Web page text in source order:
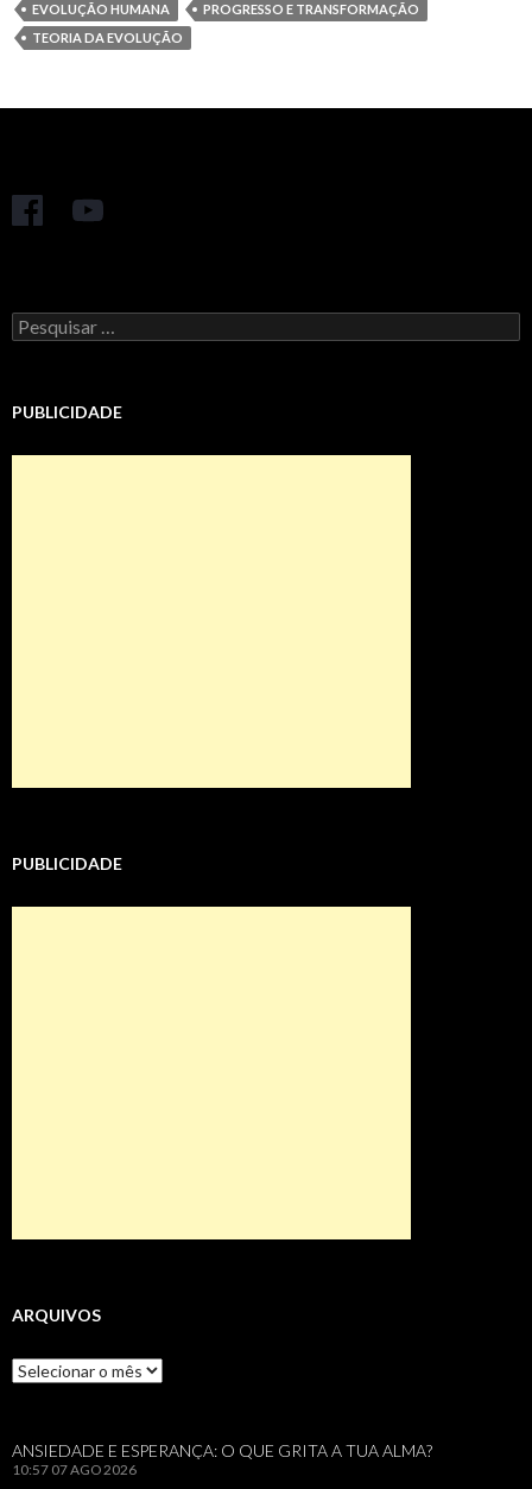
EVOLUÇÃO HUMANA
PROGRESSO E TRANSFORMAÇÃO
TEORIA DA EVOLUÇÃO
Pesquisar
por:
PUBLICIDADE
PUBLICIDADE
ARQUIVOS
Arquivos
ANSIEDADE E ESPERANÇA: O QUE GRITA A TUA ALMA?
10:57 07 AGO 2026